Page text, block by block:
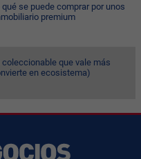
se puede comprar por unos
premium
que vale más
en ecosistema)